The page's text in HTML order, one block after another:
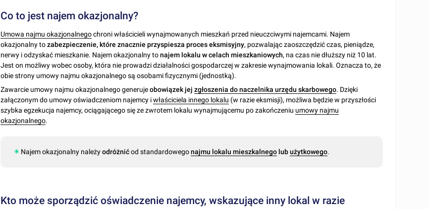
Co to jest najem okazjonalny?
Umowa najmu okazjonalnegochroni właścicieli wynajmowanych mieszkań przed nieuczciwymi najemcami. Najem
okazjonalny tozabezpieczenie, które znacznie przyspiesza proces eksmisyjny, pozwalając zaoszczędzić czas, pieniądze,
nerwy i odzyskać mieszkanie. Najem okazjonalny tonajem lokalu w celach mieszkaniowych, na czas nie dłuższy niż 10 lat.
Jest on możliwy wobec osoby, która nie prowadzi działalności gospodarczej w zakresie wynajmowania lokali. Oznacza to, że
obie strony umowy najmu okazjonalnego są osobami fizycznymi (jednostką).
Zawarcie umowy najmu okazjonalnego generujeobowiązek jejzgłoszenia do naczelnika urzędu skarbowego. Dzięki
załączonym do umowy oświadczeniom najemcy iwłaściciela innego lokalu (w razie eksmisji), możliwa będzie w przyszłości
szybka egzekucja najemcy, ociągającego się ze zwrotem lokalu wynajmującemu po zakończeniu umowy najmu
okazjonalnego.
Najem okazjonalny należyodróżnićod standardowegonajmu lokalu mieszkalnego lubużytkowego.
Kto może sporządzić oświadczenie najemcy, wskazujące inny lokal w razie